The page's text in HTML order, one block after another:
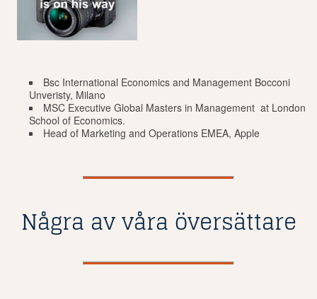
Bsc International Economics and Management Bocconi
Unveristy, Milano
MSC Executive Global Masters in Management at London
School of Economics.
Head of Marketing and Operations EMEA, Apple
Några av våra översättare